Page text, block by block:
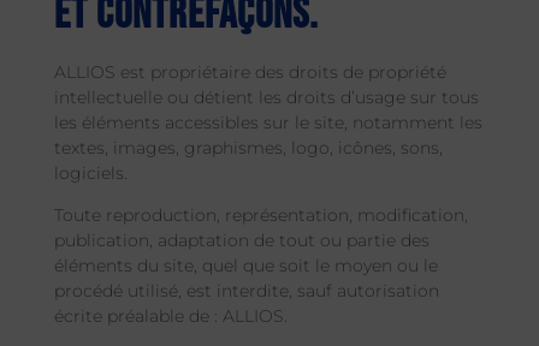
et contrefaçons.
ALLIOS est propriétaire des droits de propriété
intellectuelle ou détient les droits d’usage sur tous
les éléments accessibles sur le site, notamment les
textes, images, graphismes, logo, icônes, sons,
logiciels.
Toute reproduction, représentation, modification,
publication, adaptation de tout ou partie des
éléments du site, quel que soit le moyen ou le
procédé utilisé, est interdite, sauf autorisation
écrite préalable de : ALLIOS.